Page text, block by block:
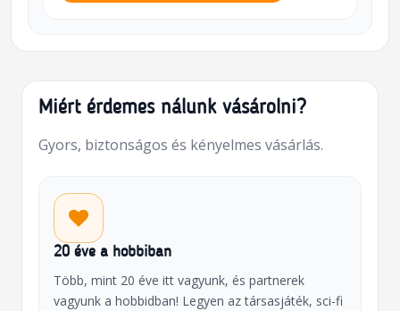
Miért érdemes nálunk vásárolni?
Gyors, biztonságos és kényelmes vásárlás.
20 éve a hobbiban
Több, mint 20 éve itt vagyunk, és partnerek
vagyunk a hobbidban! Legyen az társasjáték, sci-fi